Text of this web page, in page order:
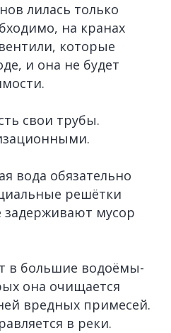
лилась только
на кранах
которые
и она не будет
свои трубы.
вода обязательно
решётки
задерживают мусор
в большие водоёмы-
она очищается
вредных примесей.
в реки.